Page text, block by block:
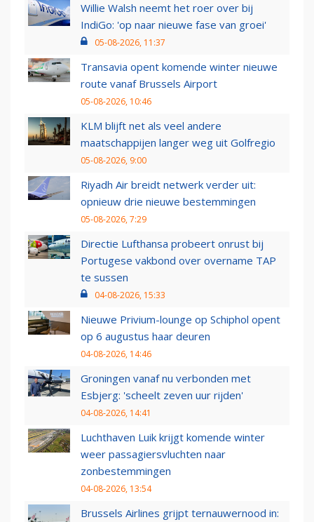
Willie Walsh neemt het roer over bij
IndiGo: 'op naar nieuwe fase van groei'
05-08-2026, 11:37
Transavia opent komende winter nieuwe
route vanaf Brussels Airport
05-08-2026, 10:46
KLM blijft net als veel andere
maatschappijen langer weg uit Golfregio
05-08-2026, 9:00
Riyadh Air breidt netwerk verder uit:
opnieuw drie nieuwe bestemmingen
05-08-2026, 7:29
Directie Lufthansa probeert onrust bij
Portugese vakbond over overname TAP
te sussen
04-08-2026, 15:33
Nieuwe Privium-lounge op Schiphol opent
op 6 augustus haar deuren
04-08-2026, 14:46
Groningen vanaf nu verbonden met
Esbjerg: 'scheelt zeven uur rijden'
04-08-2026, 14:41
Luchthaven Luik krijgt komende winter
weer passagiersvluchten naar
zonbestemmingen
04-08-2026, 13:54
Brussels Airlines grijpt ternauwernood in: